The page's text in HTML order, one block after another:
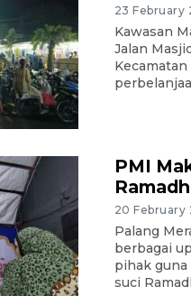
23 February
Kawasan
Jalan
PMI
20 February
Palang
berbagai
pihak
suci